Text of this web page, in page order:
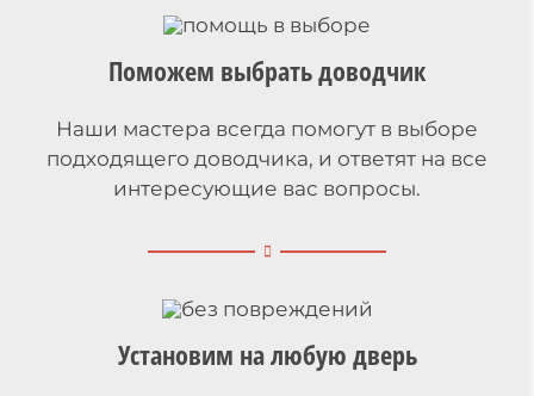
Поможем выбрать доводчик
Наши мастера всегда помогут в выборе
подходящего доводчика, и ответят на все
интересующие вас вопросы.
Установим на любую дверь